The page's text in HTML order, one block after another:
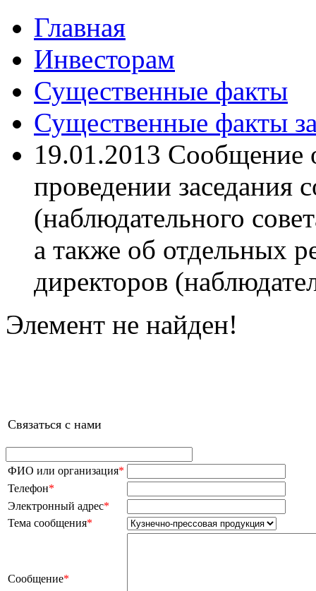
Главная
Инвесторам
Существенные факты
Существенные факты
19.01.2013 Сообщение
проведении заседания
(наблюдательного
а также об отдельных
директоров
Элемент не найден!
Связаться с нами
ФИО или организация*
Телефон*
Электронный адрес*
Тема сообщения*
Сообщение*